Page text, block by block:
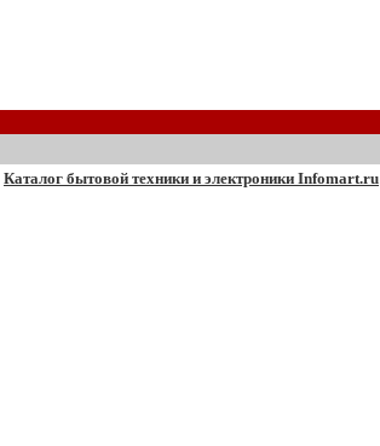
Каталог бытовой техники и электроники Infomart.ru